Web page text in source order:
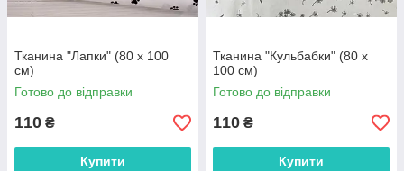
Тканина "Лапки" (80 х 100
см)
Готово до відправки
110 ₴
Купити
Тканина "Кульбабки" (80 х
100 см)
Готово до відправки
110 ₴
Купити